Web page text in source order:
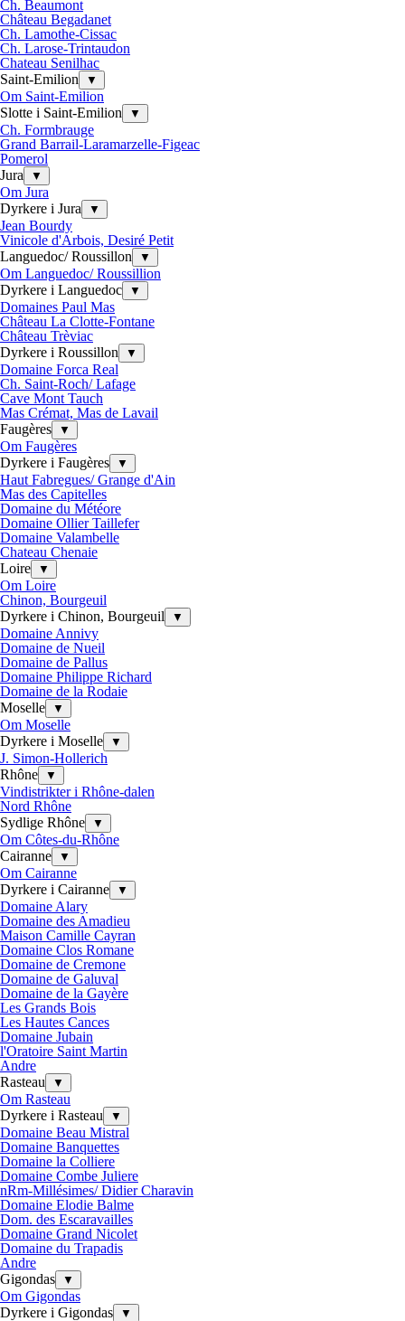
Ch. Beaumont
Château Begadanet
Ch. Lamothe-Cissac
Ch. Larose-Trintaudon
Chateau Senilhac
Saint-Emilion
▼
Om Saint-Emilion
Slotte i Saint-Emilion
▼
Ch. Formbrauge
Grand Barrail-Laramarzelle-Figeac
Pomerol
Jura
▼
Om Jura
Dyrkere i Jura
▼
Jean Bourdy
Vinicole d'Arbois, Desiré Petit
Languedoc/ Roussillon
▼
Om Languedoc/ Roussillion
Dyrkere i Languedoc
▼
Domaines Paul Mas
Château La Clotte-Fontane
Château Trèviac
Dyrkere i Roussillon
▼
Domaine Forca Real
Ch. Saint-Roch/ Lafage
Cave Mont Tauch
Mas Crémat, Mas de Lavail
Faugères
▼
Om Faugères
Dyrkere i Faugères
▼
Haut Fabregues/ Grange d'Ain
Mas des Capitelles
Domaine du Météore
Domaine Ollier Taillefer
Domaine Valambelle
Chateau Chenaie
Loire
▼
Om Loire
Chinon, Bourgeuil
Dyrkere i Chinon, Bourgeuil
▼
Domaine Annivy
Domaine de Nueil
Domaine de Pallus
Domaine Philippe Richard
Domaine de la Rodaie
Moselle
▼
Om Moselle
Dyrkere i Moselle
▼
J. Simon-Hollerich
Rhône
▼
Vindistrikter i Rhône-dalen
Nord Rhône
Sydlige Rhône
▼
Om Côtes-du-Rhône
Cairanne
▼
Om Cairanne
Dyrkere i Cairanne
▼
Domaine Alary
Domaine des Amadieu
Maison Camille Cayran
Domaine Clos Romane
Domaine de Cremone
Domaine de Galuval
Domaine de la Gayère
Les Grands Bois
Les Hautes Cances
Domaine Jubain
l'Oratoire Saint Martin
Andre
Rasteau
▼
Om Rasteau
Dyrkere i Rasteau
▼
Domaine Beau Mistral
Domaine Banquettes
Domaine la Colliere
Domaine Combe Juliere
nRm-Millésimes/ Didier Charavin
Domaine Elodie Balme
Dom. des Escaravailles
Domaine Grand Nicolet
Domaine du Trapadis
Andre
Gigondas
▼
Om Gigondas
Dyrkere i Gigondas
▼